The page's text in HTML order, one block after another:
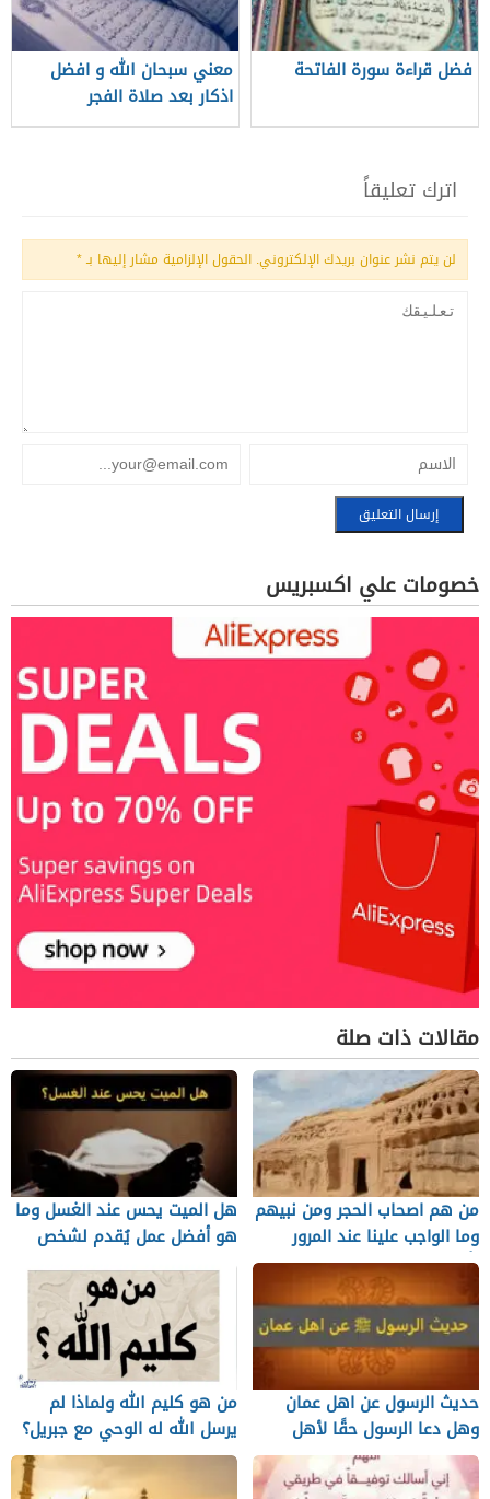
فضل قراءة سورة الفاتحة
معني سبحان الله و افضل
اذكار بعد صلاة الفجر
اترك تعليقاً
لن يتم نشر عنوان بريدك الإلكتروني. الحقول الإلزامية مشار إليها بـ*
خصومات علي اكسبريس
مقالات ذات صلة
من هم اصحاب الحجر ومن نبيهم
وما الواجب علينا عند المرور
بأماكنهم
هل الميت يحس عند الغسل وما
هو أفضل عمل يُقدم لشخص
متوفي؟
حديث الرسول عن اهل عمان
وهل دعا الرسول حقًا لأهل
عمان بالخير؟
من هو كليم الله ولماذا لم
يرسل الله له الوحي مع جبريل؟